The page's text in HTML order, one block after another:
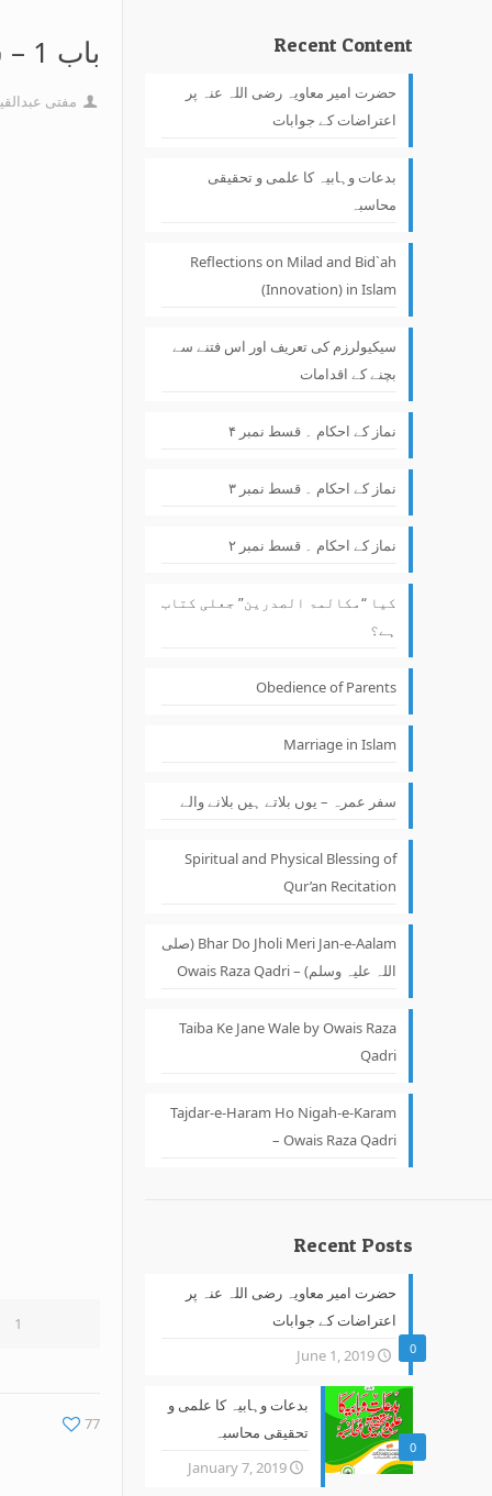
باب 1 – شیخ محمد بن عبدالوہاب نجدی
مفتی
1
77
Recent Content
حضرت امیر معاویہ رضی اللہ عنہ پر
اعتراضات کے جوابات
بدعات وہابیہ کا علمی و تحقیقی
محاسبہ
Reflections on Milad and Bid`ah
(Innovation) in Islam
سیکیولرزم کی تعریف اور اس فتنے سے
بچنے کے اقدامات
نماز کے احکام ۔ قسط نمبر ۴
نماز کے احکام ۔ قسط نمبر ۳
نماز کے احکام ۔ قسط نمبر ۲
کیا “مکالمۃ الصدرین” جعلی کتاب
ہے؟
Obedience of Parents
Marriage in Islam
سفر عمرہ – یوں بلاتے ہیں بلانے والے
Spiritual and Physical Blessing of
Qur’an Recitation
Bhar Do Jholi Meri Jan-e-Aalam (صلی
اللہ علیہ وسلم) – Owais Raza Qadri
Taiba Ke Jane Wale by Owais Raza
Qadri
Tajdar-e-Haram Ho Nigah-e-Karam
– Owais Raza Qadri
Recent Posts
0
حضرت امیر معاویہ رضی اللہ عنہ پر
اعتراضات کے جوابات
June 1, 2019
0
بدعات وہابیہ کا علمی و
تحقیقی محاسبہ
January 7, 2019